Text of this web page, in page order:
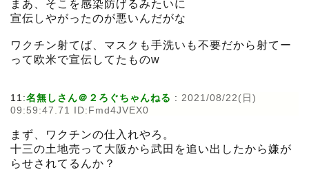
まあ、そこを感染防げるみたいに
宣伝しやがったのが悪いんだがな
ワクチン射てば、マスクも手洗いも不要だから射てー
って欧米で宣伝してたものw
11:名無しさん＠２ろぐちゃんねる : 2021/08/22(日)
09:59:47.71 ID:Fmd4JVEX0
まず、ワクチンの仕入れやろ。
十三の土地売って大阪から武田を追い出したから嫌が
らせされてるんか？